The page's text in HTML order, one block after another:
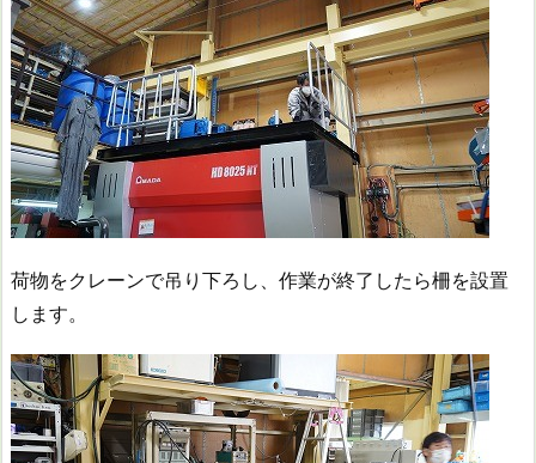
荷物をクレーンで吊り下ろし、作業が終了したら柵を設置
します。